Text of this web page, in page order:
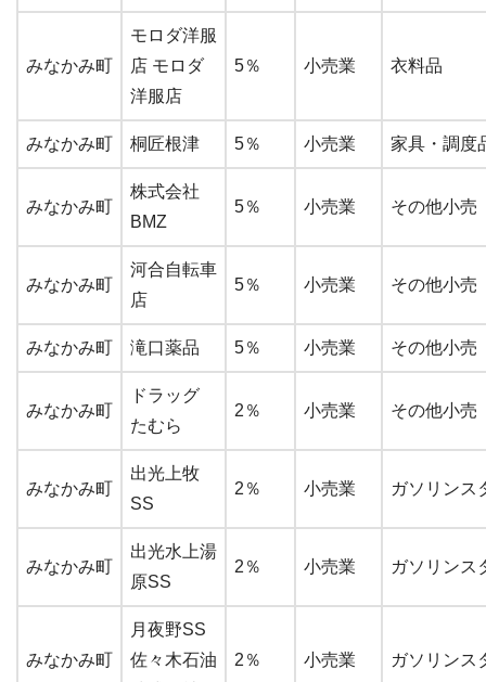
みなかみ町
モロダ洋服
店 モロダ
洋服店
5％ 小売業 衣料品
みなかみ町 桐匠根津 5％ 小売業 家具・調度
みなかみ町
株式会社
BMZ
5％ 小売業 その他小売
みなかみ町
河合自転車
店
5％ 小売業 その他小売
みなかみ町 滝口薬品 5％ 小売業 その他小売
みなかみ町
ドラッグ
たむら
2％ 小売業 その他小売
みなかみ町
出光上牧
SS
2％ 小売業 ガソリンス
みなかみ町
出光水上湯
原SS
2％ 小売業 ガソリンス
みなかみ町
月夜野SS
佐々木石油
2％ 小売業 ガソリンス